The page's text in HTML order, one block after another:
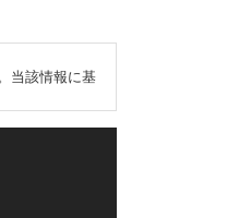
当該情報に基